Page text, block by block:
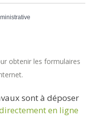
obtenir les formulaires
sont à déposer
en ligne